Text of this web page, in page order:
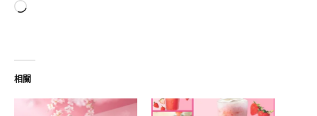
正
入...
相關